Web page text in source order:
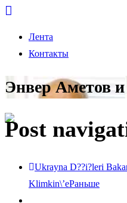
Лента
Контакты
Энвер Аметов и
Post
Ukrayna D??i?leri
Klimkin\’eРаньше